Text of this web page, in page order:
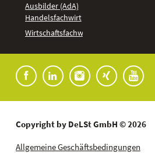
Ausbilder (AdA)
Handelsfachwirt
Wirtschaftsfachwirt
anderen
Copyright by DeLSt GmbH © 2026
Allgemeine Geschäftsbedingungen